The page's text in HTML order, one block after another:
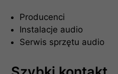
Producenci
Instalacje audio
Serwis sprzętu audio